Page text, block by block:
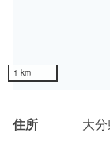
住所 大分
1 km